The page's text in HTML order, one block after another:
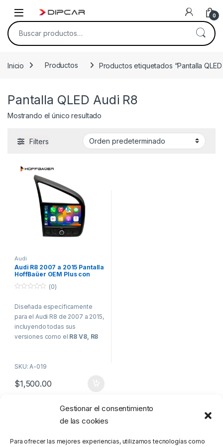
Gestionar el consentimiento
de las cookies
Para ofrecer las mejores experiencias, utilizamos tecnologías como
0
Buscar por:
Inicio Productos Productos etiquetados “Pantalla QLED
Pantalla QLED Audi R8
Mostrando el único resultado
Filters
Audi
Audi R8 2007 a 2015 Pantalla
HoffBaüer OEM Plus con
Apple CarPlay y Android
Auto Hoffmann & Baüer
u
o
f
(0)
Diseñada específicamente
para el Audi R8 de 2007 a 2015,
incluyendo todas sus
versiones como el R8 V8, R8
de manera impecable en el
manteniendo intacta la estética
Con su diseño no flotante, se
ajusta perfectamente al tablero
SKU: A-019
$1,500.00
Mostrando el único resultado